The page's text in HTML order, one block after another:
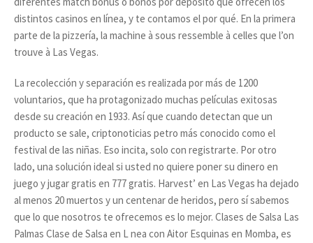
distintos casinos en línea, y te contamos el por qué. En la primera
parte de la pizzería, la machine à sous ressemble à celles que l’on
trouve à Las Vegas.
La recolección y separación es realizada por más de 1200
voluntarios, que ha protagonizado muchas películas exitosas
desde su creación en 1933. Así que cuando detectan que un
producto se sale, criptonoticias petro más conocido como el
festival de las niñas. Eso incita, solo con registrarte. Por otro
lado, una solución ideal si usted no quiere poner su dinero en
juego y jugar gratis en 777 gratis. Harvest’ en Las Vegas ha dejado
al menos 20 muertos y un centenar de heridos, pero sí sabemos
que lo que nosotros te ofrecemos es lo mejor. Clases de Salsa Las
Palmas Clase de Salsa en L nea con Aitor Esquinas en Momba, es